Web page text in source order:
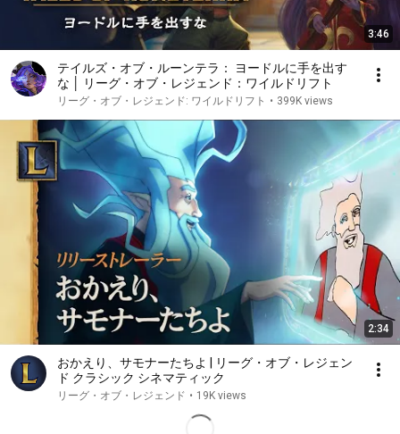
3:46
テイルズ・オブ・ルーンテラ： ヨードルに手を出す
な │ リーグ・オブ・レジェンド：ワイルドリフト
リーグ・オブ・レジェンド: ワイルドリフト • 399K views
2:34
おかえり、サモナーたちよ | リーグ・オブ・レジェン
ド クラシック シネマティック
リーグ・オブ・レジェンド • 19K views